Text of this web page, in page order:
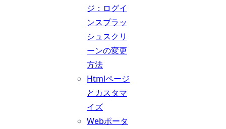
ジ：ログイ
ンスプラッ
シュスクリ
ーンの変更
方法
Htmlページ
とカスタマ
イズ
Webポータ